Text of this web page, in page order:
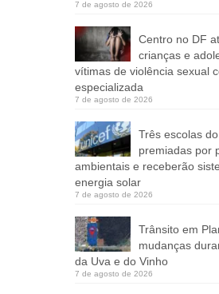
7 de agosto de 2026
Centro no DF
crianças e
vítimas de violência sexual
especializada
7 de agosto de 2026
Três escolas
premiadas por
ambientais e receberão
energia solar
7 de agosto de 2026
Trânsito em
mudanças
da Uva e do Vinho
7 de agosto de 2026